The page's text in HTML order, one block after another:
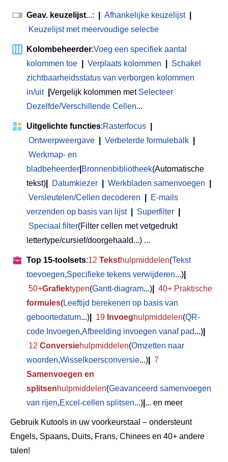
Geav. keuzelijst...: Afhankelijke keuzelijst
Keuzelijst met meervoudige selectie
Kolombeheerder:Voeg een specifiek aantal
kolommen toe
Verplaats kolommen
Schakel
zichtbaarheidsstatus van verborgen kolommen
in/uit
Vergelijk kolommen met Selecteer
Dezelfde/Verschillende Cellen...
Uitgelichte functies:Rasterfocus
Ontwerpweergave
Verbeterde formulebalk
Werkmap- en
bladbeheerder Bronnenbibliotheek(Automatische
tekst)
Datumkiezer Werkbladen samenvoegen
Versleutelen/Cellen decoderen
E-mails
verzenden op basis van lijst
Superfilter
Speciaal filter(Filter cellen met vetgedrukt
lettertype/cursief/doorgehaald...) ...
Top 15-toolsets:12 Teksthulpmiddelen(Tekst
toevoegen,Specifieke tekens verwijderen...)
50+Grafiektypen(Gantt-diagram...)
40+ Praktische
formules(Leeftijd berekenen op basis van
geboortedatum...) 19 Invoeghulpmiddelen(QR-
code Invoegen,Afbeelding invoegen vanaf pad...)
12 Conversiehulpmiddelen(Omzetten naar
woorden,Wisselkoersconversie...)
7
Samenvoegen en
splitsenhulpmiddelen(Geavanceerd samenvoegen
van rijen,Excel-cellen splitsen...) ... en meer
Gebruik Kutools in uw voorkeurstaal – ondersteunt
Engels, Spaans, Duits, Frans, Chinees en 40+ andere
talen!